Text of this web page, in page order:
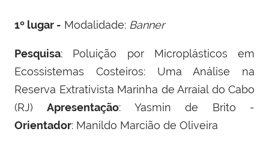
1º lugar - Modalidade: Banner
Pesquisa: Poluição por Microplásticos em
Ecossistemas Costeiros: Uma Análise na
Reserva Extrativista Marinha de Arraial do Cabo
(RJ)Apresentação: Yasmin de Brito -
Orientador: Manildo Marcião de Oliveira